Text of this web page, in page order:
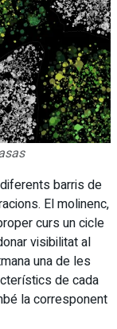
barris de
El molinenc,
curs un cicle
visibilitat al
una de les
de cada
la corresponent